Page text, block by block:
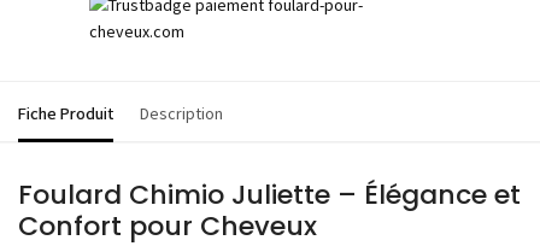
Fiche Produit Description
Foulard Chimio Juliette – Élégance et
Confort pour Cheveux